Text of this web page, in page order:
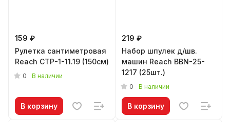
159 ₽
Рулетка сантиметровая
Reach СТР-1-11.19 (150см)
0 В наличии
В корзину
219 ₽
Набор шпулек д/шв.
машин Reach BBN-25-
1217 (25шт.)
0 В наличии
В корзину